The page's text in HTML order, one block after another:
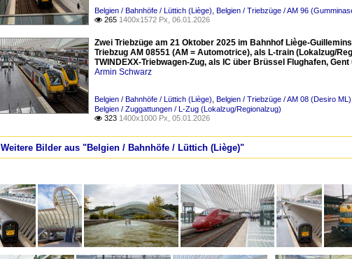
Belgien / Bahnhöfe / Lüttich (Liège) Belgien / Triebzüge / AM 96
 265 1400x1572 Px, 06.01.2026
Zwei Triebzüge am 21 Oktober 2025 im Bahnhof Liège-
Triebzug AM 08551 (AM = Automotrice), als L-train (Lokalzug/
TWINDEXX-Triebwagen-Zug, als IC über Brüssel Flughafen,
Armin Schwarz
Belgien / Bahnhöfe / Lüttich (Liège) Belgien / Triebzüge / AM 08 (Desiro ML)
Belgien / Zuggattungen / L-Zug (Lokalzug/Regionalzug)
 323 1400x1000 Px, 05.01.2026
Weitere Bilder aus "Belgien / Bahnhöfe / Lüttich (Liège)"